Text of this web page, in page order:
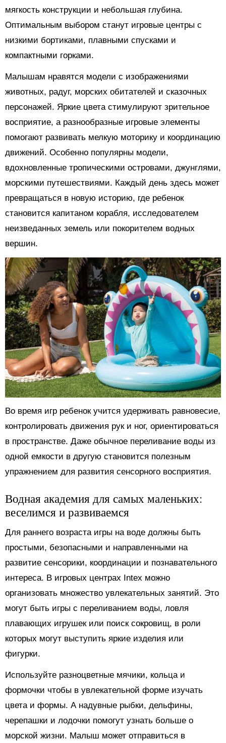
мягкость конструкции и небольшая глубина.
Оптимальным выбором станут игровые центры с
низкими бортиками, плавными спусками и
компактными горками.
Малышам нравятся модели с изображениями
животных, радуг, морских обитателей и сказочных
персонажей. Яркие цвета стимулируют зрительное
восприятие, а разнообразные игровые элементы
помогают развивать мелкую моторику и координацию
движений. Особенно популярны модели,
вдохновленные тропическими островами, джунглями,
морскими путешествиями. Каждый день здесь может
превращаться в новую историю, где ребенок
становится капитаном корабля, исследователем
неизведанных земель или покорителем водных
вершин.
Во время игр ребенок учится удерживать равновесие,
контролировать движения рук и ног, ориентироваться
в пространстве. Даже обычное переливание воды из
одной емкости в другую становится полезным
упражнением для развития сенсорного восприятия.
Водная академия для самых маленьких:
веселимся и развиваемся
Для раннего возраста игры на воде должны быть
простыми, безопасными и направленными на
развитие сенсорики, координации и познавательного
интереса. В игровых центрах Intex можно
организовать множество увлекательных занятий. Это
могут быть игры с переливанием воды, ловля
плавающих игрушек или поиск сокровищ, в роли
которых могут выступить яркие изделия или
фигурки.
Используйте разноцветные мячики, кольца и
формочки чтобы в увлекательной форме изучать
цвета и формы. А надувные рыбки, дельфины,
черепашки и лодочки помогут узнать больше о
морской жизни. Малыш может отправиться в